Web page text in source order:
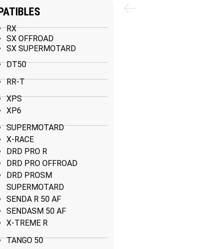
RX
SX OFFROAD
SX SUPERMOTARD
DT50
RR-T
XPS
XP6
SUPERMOTARD
X-RACE
DRD PRO R
DRD PRO OFFROAD
DRD PROSM
SUPERMOTARD
SENDA R 50 AF
SENDASM 50 AF
X-TREME R
TANGO 50